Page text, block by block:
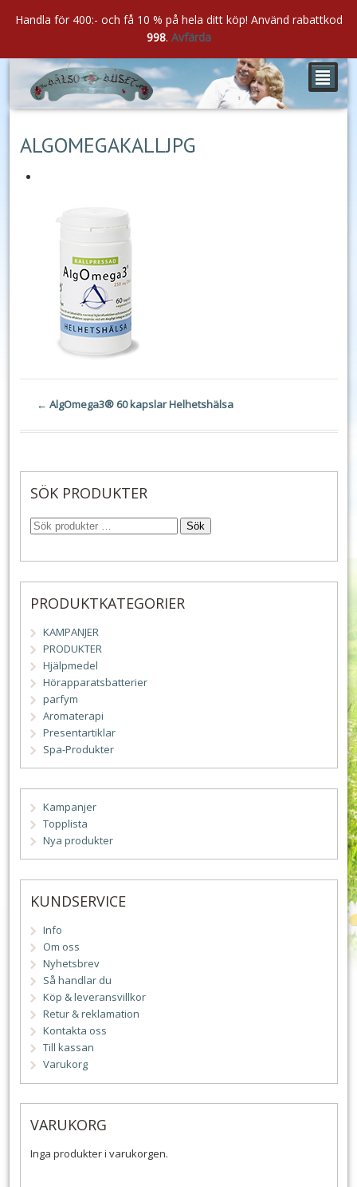
²
ALGOMEGAKALLJPG
← AlgOmega3® 60 kapslar Helhetshälsa
SÖK PRODUKTER
Sök
PRODUKTKATEGORIER
KAMPANJER
PRODUKTER
Hjälpmedel
Hörapparatsbatterier
parfym
Aromaterapi
Presentartiklar
Spa-Produkter
Kampanjer
Topplista
Nya produkter
KUNDSERVICE
Info
Om oss
Nyhetsbrev
Så handlar du
Köp & leveransvillkor
Retur & reklamation
Kontakta oss
Till kassan
Varukorg
VARUKORG
Inga produkter i varukorgen.
Handla för 400:- och få 10 % på hela ditt köp! Använd rabattkod
998. Avfärda